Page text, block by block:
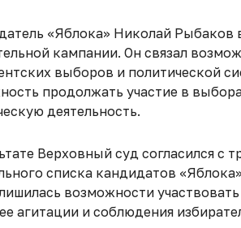
«Яблока» Николай Рыбаков
кампании. Он связал
выборов и политической
продолжать участие в
деятельность.
Верховный суд согласился
списка кандидатов
возможности
агитации и соблюдения